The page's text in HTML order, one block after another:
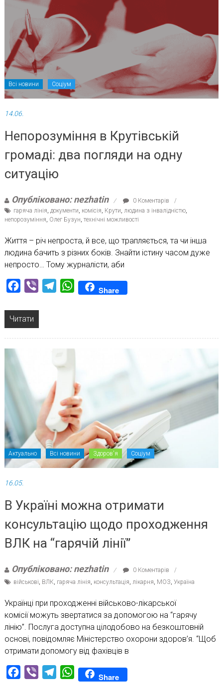
Всі новини Соціум
14.06.
Непорозуміння в Крутівській
громаді: два погляди на одну
ситуацію
Опубліковано: nezhatin
0 Коментарів
гаряча лінія документи комісія Крути людина з інвалідністю,
непорозуміння Олег Бузун технічні можливості
Життя – річ непроста, й все, що трапляється, та чи інша
людина бачить з різних боків. Знайти істину часом дуже
непросто… Тому журналісти, аби
Facebook
Viber TelegramWhatsAppShare
Читати
Актуально Всі новини Здоров'я Соціум
16.05.
В Україні можна отримати
консультацію щодо проходження
ВЛК на “гарячій лінії”
Опубліковано: nezhatin
0 Коментарів
військові, ВЛК, гаряча лінія, консультація, лікарня, МОЗ, Україна
Українці при проходженні військово-лікарської
комісії можуть звертатися за допомогою на “гарячу
лінію”. Послуга доступна цілодобово на безкоштовній
основі, повідомляє Міністерство охорони здоров’я. “Щоб
отримати допомогу від фахівців в
Facebook
Viber TelegramWhatsAppShare